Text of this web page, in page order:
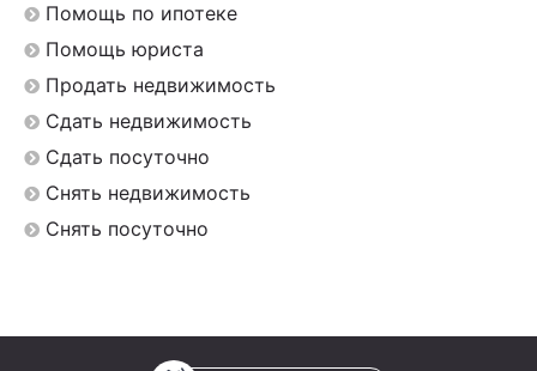
Помощь по ипотеке
Помощь юриста
Продать недвижимость
Сдать недвижимость
Сдать посуточно
Снять недвижимость
Снять посуточно